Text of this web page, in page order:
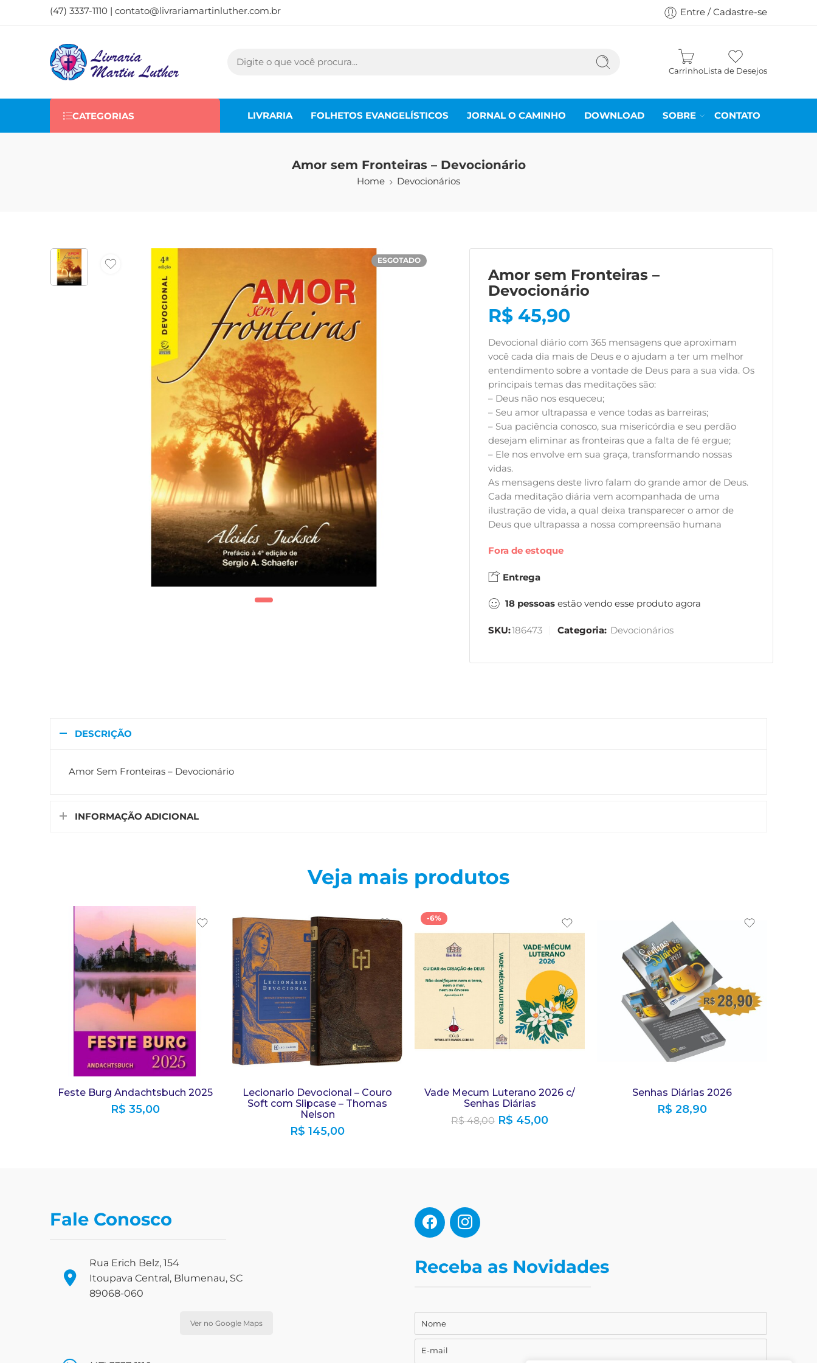
(47) 3337-1110 | contato@livrariamartinluther.com.br Entre / Cadastre-se
CarrinhoLista de Desejos
CATEGORIAS LIVRARIA FOLHETOS EVANGELÍSTICOS JORNAL O CAMINHO DOWNLOAD SOBRE CONTATO
Amor sem Fronteiras – Devocionário
Home Devocionários
ESGOTADO
Amor sem Fronteiras –
Devocionário
R$ 45,90
Devocional diário com 365 mensagens que aproximam
você cada dia mais de Deus e o ajudam a ter um melhor
entendimento sobre a vontade de Deus para a sua vida. Os
principais temas das meditações são:
– Deus não nos esqueceu;
– Seu amor ultrapassa e vence todas as barreiras;
– Sua paciência conosco, sua misericórdia e seu perdão
desejam eliminar as fronteiras que a falta de fé ergue;
– Ele nos envolve em sua graça, transformando nossas
vidas.
As mensagens deste livro falam do grande amor de Deus.
Cada meditação diária vem acompanhada de uma
ilustração de vida, a qual deixa transparecer o amor de
Deus que ultrapassa a nossa compreensão humana
Fora de estoque
Entrega
18 pessoas estão vendo esse produto agora
SKU:186473 Categoria: Devocionários
DESCRIÇÃO
Amor Sem Fronteiras – Devocionário
INFORMAÇÃO ADICIONAL
Veja mais produtos
Feste Burg Andachtsbuch 2025
R$ 35,00
Lecionario Devocional – Couro
Soft com Slipcase – Thomas
Nelson
R$ 145,00
-6%
Vade Mecum Luterano 2026 c/
Senhas Diárias
R$48,00 R$ 45,00
Senhas Diárias 2026
R$ 28,90
Fale Conosco
Rua Erich Belz, 154
Itoupava Central, Blumenau, SC
89068-060
Ver no Google Maps
Receba as Novidades
Nome
Nome
E-E-mail